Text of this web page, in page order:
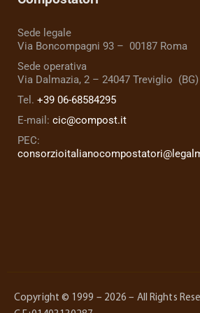
Sede legale
Via Boncompagni 93 – 00187 Roma
Sede operativa
Via Dalmazia, 2 – 24047 Treviglio (BG)
Tel. +39 06-68584295
E-mail: cic@compost.it
PEC:
Copyright © 1999 – 2026 – All Rights